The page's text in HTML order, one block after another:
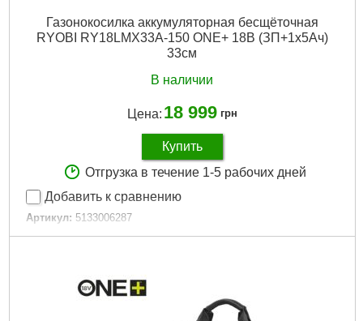
Газонокосилка аккумуляторная бесщёточная
RYOBI RY18LMX33A-150 ONE+ 18В (ЗП+1х5Ач)
33см
В наличии
Цена: 18 999 грн
Купить
Отгрузка в течение 1-5 рабочих дней
Добавить к сравнению
Артикул: 5133006287
Код товара: 30.59.96